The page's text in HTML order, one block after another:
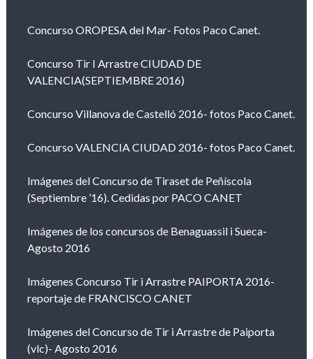
Concurso OROPESA del Mar- Fotos Paco Canet.
Concurso Tir I Arrastre CIUDAD DE
VALENCIA(SEPTIEMBRE 2016)
Concurso Villanova de Castelló 2016- fotos Paco Canet.
Concurso VALENCIA CIUDAD 2016- fotos Paco Canet.
Imágenes del Concurso de Tiraset de Peñíscola
(Septiembre ’16). Cedidas por PACO CANET
Imágenes de los concursos de Benaguassil i Sueca-
Agosto 2016
Imágenes Concurso Tir i Arrastre PAIPORTA 2016-
reportaje de FRANCISCO CANET
Imágenes del Concurso de Tir i Arrastre de Paiporta
(vlc)- Agosto 2016